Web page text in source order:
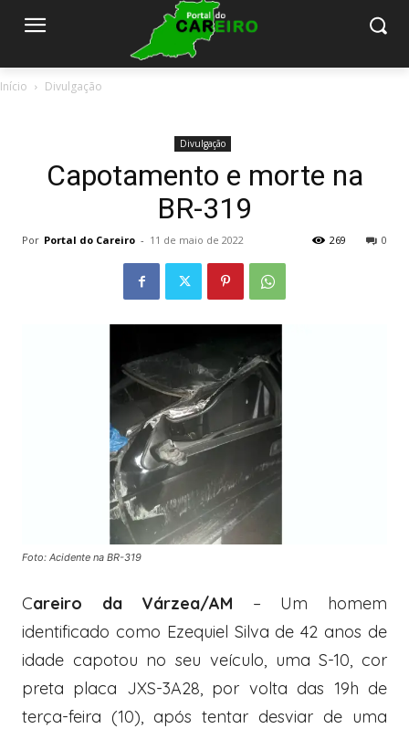
Início Divulgação
Divulgação
Capotamento e morte na
BR-319
Por Portal do Careiro - 11 de maio de 2022 0
269
Foto: Acidente na BR-319
Careiro da Várzea/AM – Um homem
identificado como Ezequiel Silva de 42 anos de
idade capotou no seu veículo, uma S-10, cor
preta placa JXS-3A28, por volta das 19h de
terça-feira (10), após tentar desviar de uma